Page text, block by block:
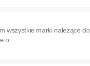
wszystkie marki należące do
o...